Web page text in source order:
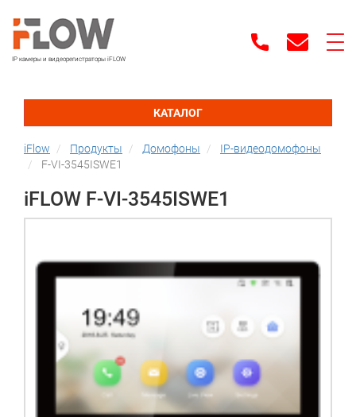
IP камеры и видеорегистраторы iFLOW
КАТАЛОГ
iFlow Продукты Домофоны
IP-видеодомофоны
F-VI-3545ISWE1
iFLOW F-VI-3545ISWE1